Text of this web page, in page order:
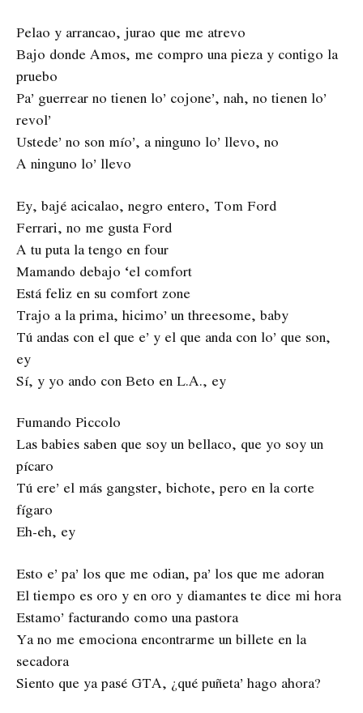
Pelao y arrancao, jurao que me atrevo
Bajo donde Amos, me compro una pieza y contigo la
pruebo
Pa’ guerrear no tienen lo’ cojone’, nah, no tienen lo’
revol’
Ustede’ no son mío’, a ninguno lo’ llevo, no
A ninguno lo’ llevo
Ey, bajé acicalao, negro entero, Tom Ford
Ferrari, no me gusta Ford
A tu puta la tengo en four
Mamando debajo ‘el comfort
Está feliz en su comfort zone
Trajo a la prima, hicimo’ un threesome, baby
Tú andas con el que e’ y el que anda con lo’ que son,
ey
Sí, y yo ando con Beto en L.A., ey
Fumando Piccolo
Las babies saben que soy un bellaco, que yo soy un
pícaro
Tú ere’ el más gangster, bichote, pero en la corte
fígaro
Eh-eh, ey
Esto e’ pa’ los que me odian, pa’ los que me adoran
El tiempo es oro y en oro y diamantes te dice mi hora
Estamo’ facturando como una pastora
Ya no me emociona encontrarme un billete en la
secadora
Siento que ya pasé GTA, ¿qué puñeta’ hago ahora?